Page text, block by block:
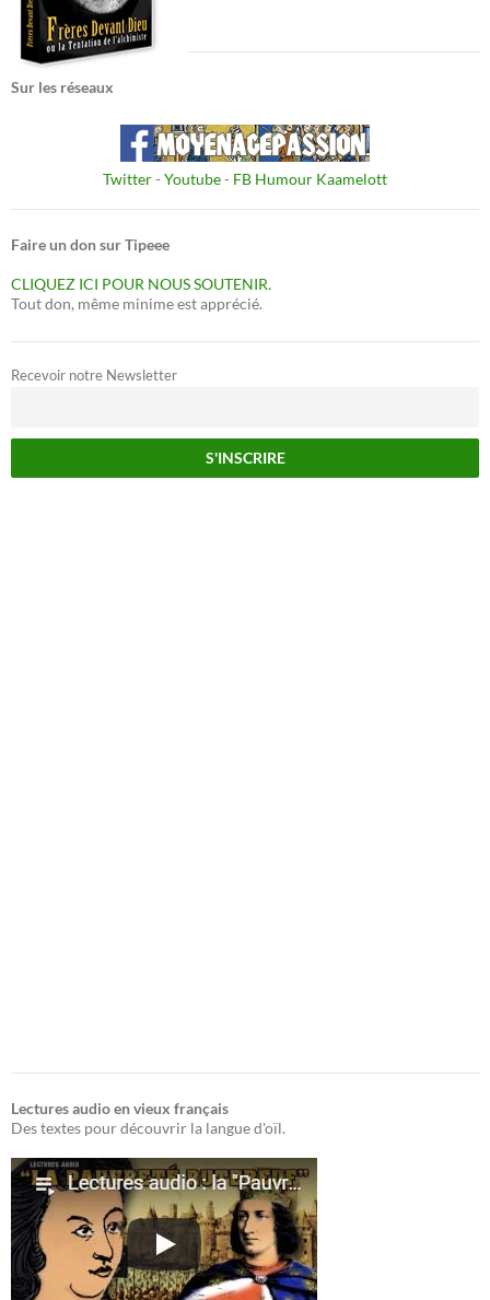
Sur les réseaux
Twitter- Youtube- FB Humour Kaamelott
Faire un don sur Tipeee
CLIQUEZ ICI POUR NOUS SOUTENIR.
Tout don, même minime est apprécié.
Recevoir notre Newsletter
Lectures audio en vieux français
Des textes pour découvrir la langue d'oïl.